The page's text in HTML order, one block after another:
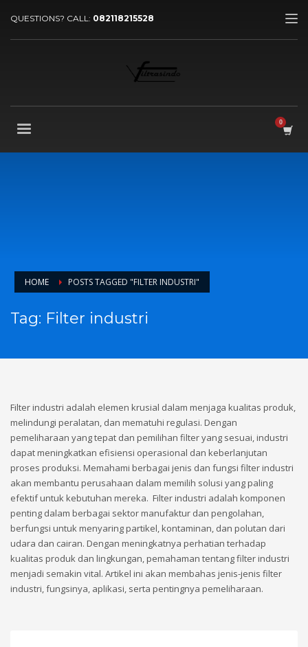
QUESTIONS? CALL: 082118215528
HOME POSTS TAGGED "FILTER INDUSTRI"
Tag: Filter industri
Filter industri adalah elemen krusial dalam menjaga kualitas produk,
melindungi peralatan, dan mematuhi regulasi. Dengan
pemeliharaan yang tepat dan pemilihan filter yang sesuai, industri
dapat meningkatkan efisiensi operasional dan keberlanjutan
proses produksi. Memahami berbagai jenis dan fungsi filter industri
akan membantu perusahaan dalam memilih solusi yang paling
efektif untuk kebutuhan mereka. Filter industri adalah komponen
penting dalam berbagai sektor manufaktur dan pengolahan,
berfungsi untuk menyaring partikel, kontaminan, dan polutan dari
udara dan cairan. Dengan meningkatnya perhatian terhadap
kualitas produk dan lingkungan, pemahaman tentang filter industri
menjadi semakin vital. Artikel ini akan membahas jenis-jenis filter
industri, fungsinya, aplikasi, serta pentingnya pemeliharaan.